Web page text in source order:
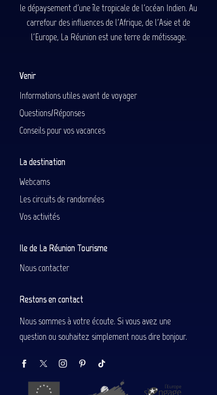
le dépaysement d'une île tropicale de l'océan Indien. Au
carrefour des influences de l'Afrique, de l'Asie et de
l'Europe, La Réunion est une terre de métissage.
Venir
Informations utiles avant de voyager
Questions/Réponses
Conseils pour vos vacances
La destination
Webcams
Les circuits de randonnées
Vos activités
Ile de La Réunion Tourisme
Nous contacter
Restons en contact
Nous sommes à votre écoute. Si vous avez une
question ou souhaitez simplement nous dire bonjour.